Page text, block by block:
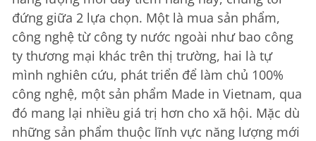
đứng giữa 2 lựa chọn. Một là mua sản phẩm,
công nghệ từ công ty nước ngoài như bao công
ty thương mại khác trên thị trường, hai là tự
mình nghiên cứu, phát triển để làm chủ 100%
công nghệ, một sản phẩm Made in Vietnam, qua
đó mang lại nhiều giá trị hơn cho xã hội. Mặc dù
những sản phẩm thuộc lĩnh vực năng lượng mới